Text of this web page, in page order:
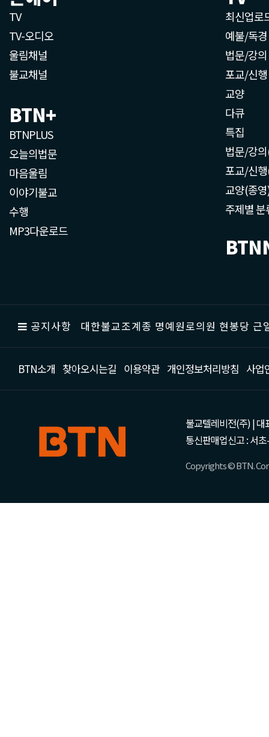
TV
TV-오디오
울림채널
불교채널
BTN+
BTNPLUS
오늘의법문
마음울림
이야기불교
수행
MP3다운로드
최신업로
예불/독경
법문/강의
포교/신행
교양
다큐
특집
법문/강
포교/신
교양(종
주제별 분
공지사항 대한불교조계종 명예원로의원 현봉당
BTN소개 찾아오시는길 이용약관 개인정보처리방침 사업
불교텔레비전(주) | 대
통신판매업신고 : 서
Copyrights © BTN.